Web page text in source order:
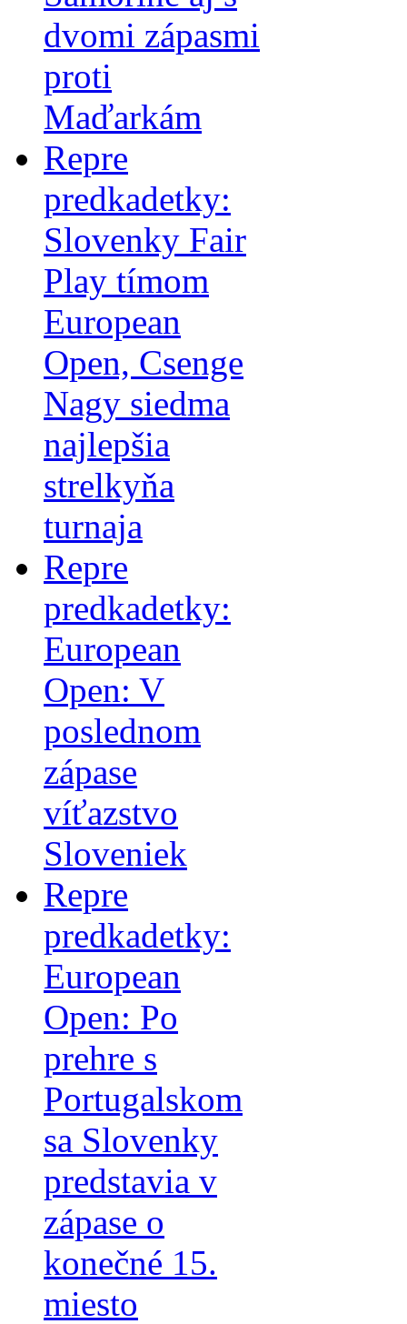
dvomi zápasmi
proti
Maďarkám
Repre
predkadetky:
Slovenky Fair
Play tímom
European
Open, Csenge
Nagy siedma
najlepšia
strelkyňa
turnaja
Repre
predkadetky:
European
Open: V
poslednom
zápase
víťazstvo
Sloveniek
Repre
predkadetky:
European
Open: Po
prehre s
Portugalskom
sa Slovenky
predstavia v
zápase o
konečné 15.
miesto